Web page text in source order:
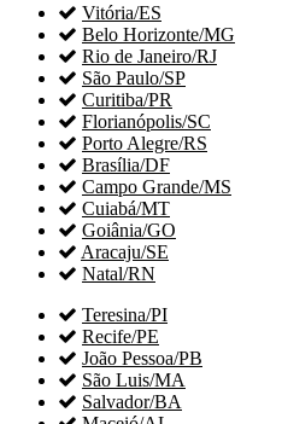
 Vitória/ES
 Belo Horizonte/MG
 Rio de Janeiro/RJ
 São Paulo/SP
 Curitiba/PR
 Florianópolis/SC
 Porto Alegre/RS
 Brasília/DF
 Campo Grande/MS
 Cuiabá/MT
 Goiânia/GO
 Aracaju/SE
 Natal/RN
 Teresina/PI
 Recife/PE
 João Pessoa/PB
 São Luis/MA
 Salvador/BA